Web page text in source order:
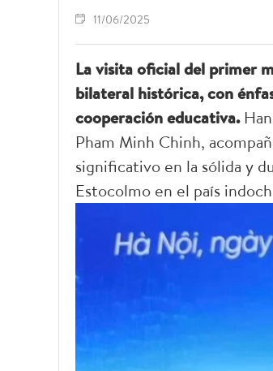
11/06/2025
La visita oficial del primer
bilateral histórica, con
cooperación educativa.
Pham Minh Chinh,
significativo en la sólida y
Estocolmo en el país